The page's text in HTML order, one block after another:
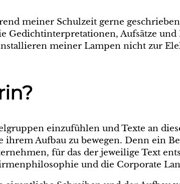
meiner Schulzeit gerne
Gedichtinterpretationen, Aufsätze
meiner Lampen nicht zur
einzufühlen und Texte an
Aufbau zu bewegen. Denn ein
für das der jeweilige Text
und die Corporate